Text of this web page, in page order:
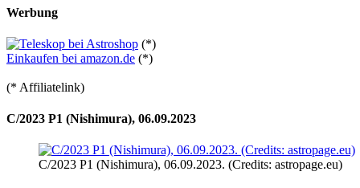
Werbung
(*)
Einkaufen bei amazon.de (*)
(* Affiliatelink)
C/2023 P1 (Nishimura), 06.09.2023
C/2023 P1 (Nishimura), 06.09.2023. (Credits: astropage.eu)